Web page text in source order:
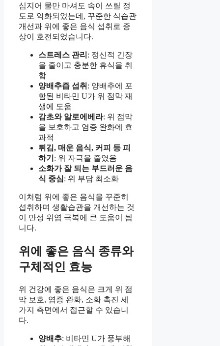
심지어 물만 마셔도 속이 쓰릴 정
도로 악화되었는데, 꾸준한 식습관
개선과 위에 좋은 음식 섭취로 증
상이 호전되었습니다.
스트레스 관리 : 정신적 긴장
을 줄이고 충분한 휴식을 취
함
양배추즙 섭취 : 양배추에 포
함된 비타민 U가 위 점막 재
생에 도움
감초와 알로에베라: 위 점막
을 보호하고 염증 완화에 효
과적
튀김, 매운 음식, 커피 등 피
하기 : 위 자극을 줄였음
소화가 잘 되는 부드러운 음
식 중심: 위 부담 최소화
이처럼 위에 좋은 음식을 꾸준히
섭취하며 생활습관을 개선하는 것
이 만성 위염 극복에 큰 도움이 됩
니다.
위에 좋은 음식 종류와
구체적인 효능
위 건강에 좋은 음식은 크게 위 점
막 보호, 염증 완화, 소화 촉진 세
가지 측면에서 접근할 수 있습니
다.
양배추: 비타민 U가 풍부해